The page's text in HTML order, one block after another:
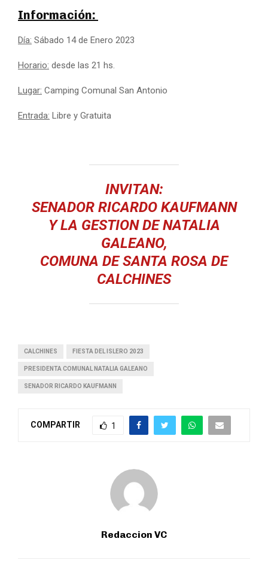
Información:
Día: Sábado 14 de Enero 2023
Horario: desde las 21 hs.
Lugar: Camping Comunal San Antonio
Entrada: Libre y Gratuita
INVITAN:
SENADOR RICARDO KAUFMANN
Y LA GESTION DE NATALIA
GALEANO,
COMUNA DE SANTA ROSA DE
CALCHINES
CALCHINES FIESTA DEL ISLERO 2023
PRESIDENTA COMUNAL NATALIA GALEANO
SENADOR RICARDO KAUFMANN
COMPARTIR 1
Redaccion VC